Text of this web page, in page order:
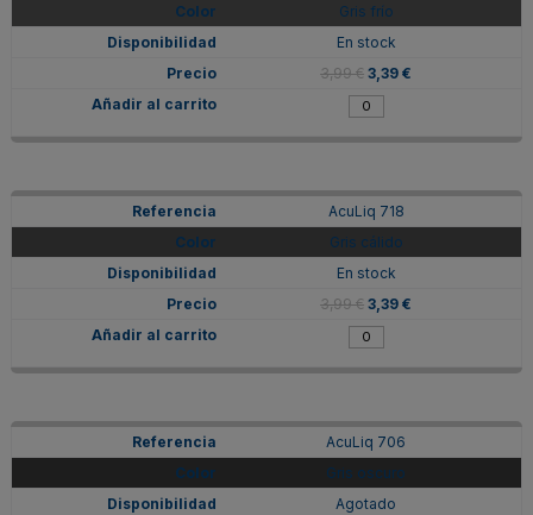
Gris frío
En stock
3,99 € 3,39 €
AcuLiq 718
Gris cálido
En stock
3,99 € 3,39 €
AcuLiq 706
Gris oscuro
Agotado